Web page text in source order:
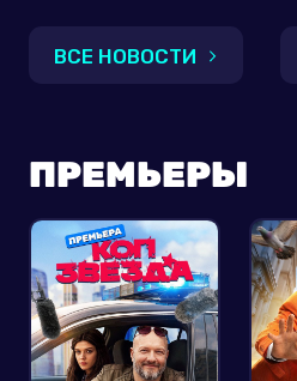
ВСЕ НОВОСТИ
ПРЕМЬЕРЫ